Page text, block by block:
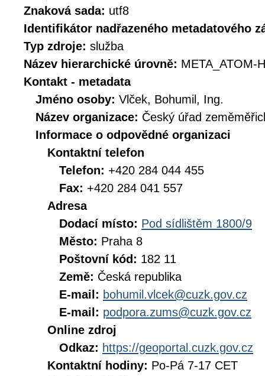
Znaková sada: utf8
Identifikátor nadřazeného metadatového
Typ zdroje: služba
Název hierarchické úrovně: META_ATOM-
Kontakt - metadata
Jméno osoby: Vlček, Bohumil, Ing.
Název organizace: Český úřad
Informace o odpovědné organizaci
Kontaktní telefon
Telefon: +420 284 044 455
Fax: +420 284 041 557
Adresa
Dodací místo: Pod sídlištěm 1800/9
Město: Praha 8
Poštovní kód: 182 11
Země: Česká republika
E-mail: bohumil.vlcek@cuzk.gov.cz
E-mail: podpora.zums@cuzk.gov.cz
Online zdroj
Odkaz: https://geoportal.cuzk.gov.cz
Kontaktní hodiny: Po-Pá 7-17 CET